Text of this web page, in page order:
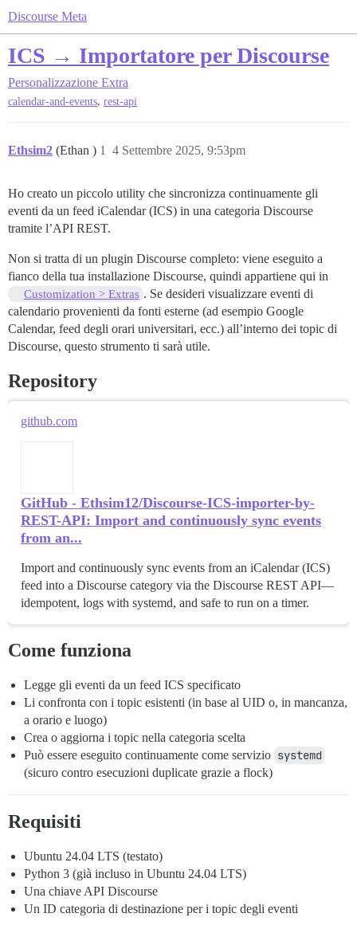
Discourse Meta
ICS → Importatore per Discourse
Personalizzazione Extra
calendar-and-events, rest-api
Ethsim2 (Ethan ) 4 Settembre 2025, 9:53pm
1
Ho creato un piccolo utility che sincronizza continuamente gli
eventi da un feed iCalendar (ICS) in una categoria Discourse
tramite l’API REST.
Non si tratta di un plugin Discourse completo: viene eseguito a
fianco della tua installazione Discourse, quindi appartiene qui in
Customization > Extras . Se desideri visualizzare eventi di
calendario provenienti da fonti esterne (ad esempio Google
Calendar, feed degli orari universitari, ecc.) all’interno dei topic di
Discourse, questo strumento ti sarà utile.
Repository
github.com
GitHub - Ethsim12/Discourse-ICS-importer-by-
REST-API: Import and continuously sync events
from an...
Import and continuously sync events from an iCalendar (ICS)
feed into a Discourse category via the Discourse REST API—
idempotent, logs with systemd, and safe to run on a timer.
Come funziona
Legge gli eventi da un feed ICS specificato
Li confronta con i topic esistenti (in base al UID o, in mancanza,
a orario e luogo)
Crea o aggiorna i topic nella categoria scelta
Può essere eseguito continuamente come servizio systemd
(sicuro contro esecuzioni duplicate grazie a flock)
Requisiti
Ubuntu 24.04 LTS (testato)
Python 3 (già incluso in Ubuntu 24.04 LTS)
Una chiave API Discourse
Un ID categoria di destinazione per i topic degli eventi